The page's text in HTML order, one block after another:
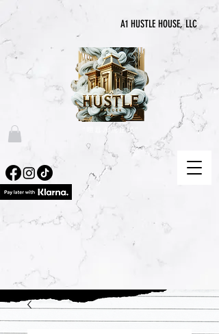
A1 HUSTLE HOUSE, LLC
“喧囂永無止境”